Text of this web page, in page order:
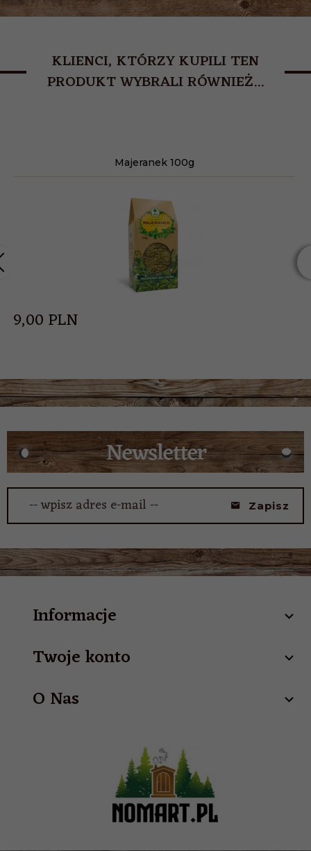
KLIENCI, KTÓRZY KUPILI TEN
PRODUKT WYBRALI RÓWNIEŻ...
Majeranek 100g
9,00PLN
-- wpisz adres e-mail -- Zapisz
Informacje
Twoje konto
O Nas